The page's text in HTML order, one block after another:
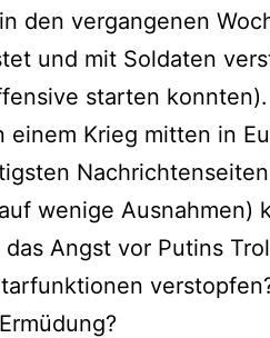
den vergangenen
und mit Soldaten
starten
einem Krieg mitten in
wenige Ausnahmen)
das Angst vor Putins